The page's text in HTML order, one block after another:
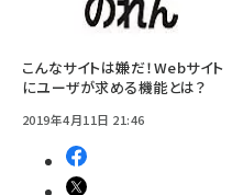
こんなサイトは嫌だ！Webサイト
にユーザが求める機能とは？
2019年4月11日 21:46